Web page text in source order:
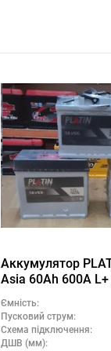
Аккумулятор
Asia 60Ah 600A
Ємність:
Пусковий струм:
Схема підключення:
ДШВ (мм):